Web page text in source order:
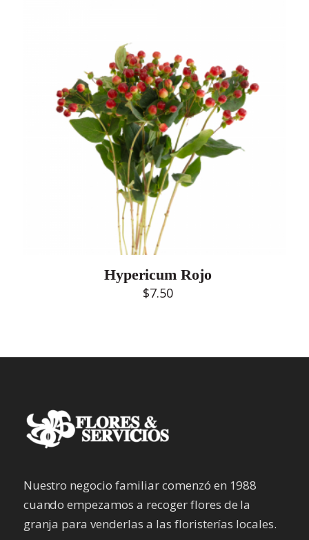
Hypericum Rojo
$7.50
Nuestro negocio familiar comenzó en 1988
cuando empezamos a recoger flores de la
granja para venderlas a las floristerías locales.